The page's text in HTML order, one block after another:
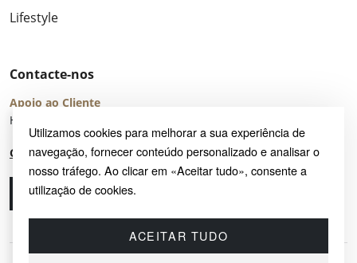
Utilizamos cookies para melhorar a sua experiência de
navegação, fornecer conteúdo personalizado e analisar o
nosso tráfego. Ao clicar em «Aceitar tudo», consente a
utilização de cookies.
ACEITAR TUDO
Lifestyle
Contacte-nos
Apoio ao Cliente
Horário de Atendimento: seg – sex 8:00 – 16:00 (UTC+2)
Centro de Ajuda
Ligue-nos